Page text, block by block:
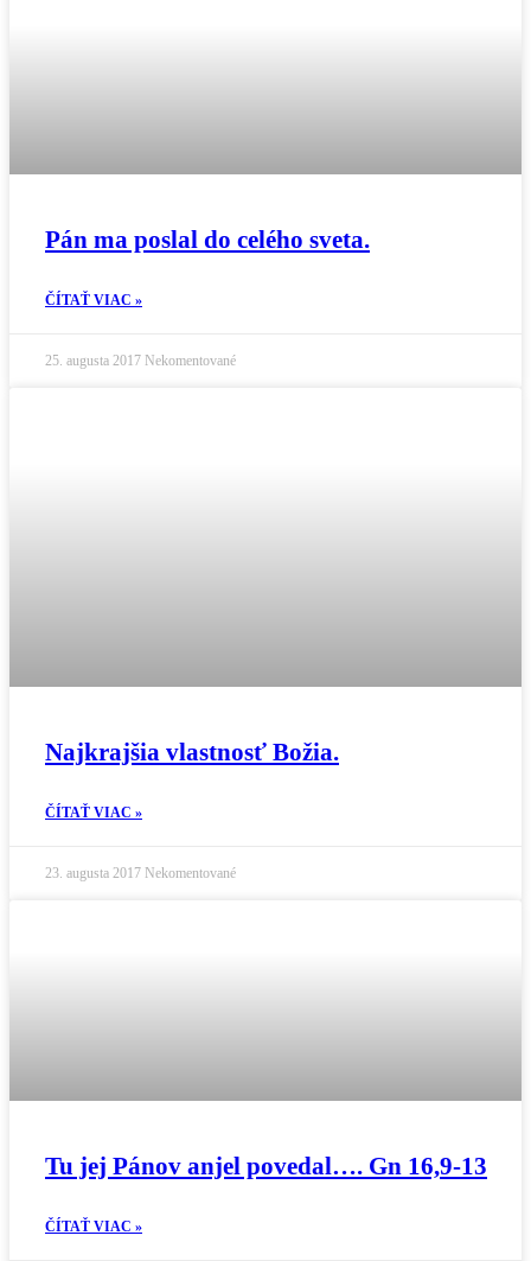
Pán ma poslal do celého sveta.
ČÍTAŤ VIAC »
25. augusta 2017 Nekomentované
Najkrajšia vlastnosť Božia.
ČÍTAŤ VIAC »
23. augusta 2017 Nekomentované
Tu jej Pánov anjel povedal…. Gn 16,9-13
ČÍTAŤ VIAC »